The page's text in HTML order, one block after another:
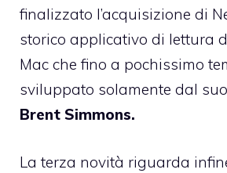
finalizzato l’acquisizione di
storico applicativo di lettura
Mac che fino a pochissimo
sviluppato solamente dal
Brent Simmons.
La terza novità riguarda